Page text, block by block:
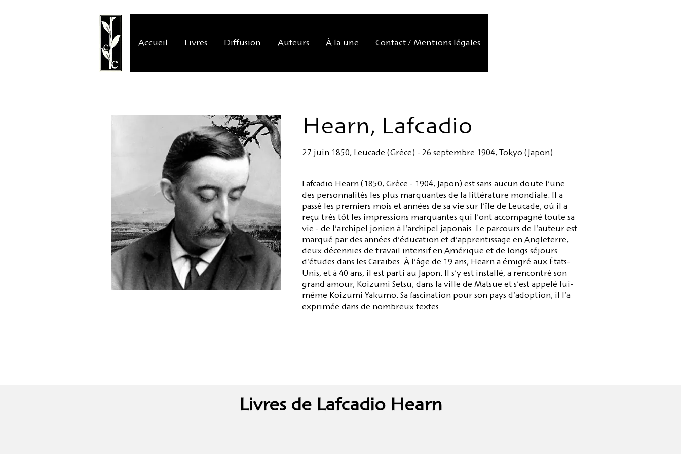
Accueil Livres Diffusion Auteurs À la une Contact / Mentions légales
Hearn, Lafcadio
27 juin 1850, Leucade (Grèce) - 26 septembre 1904, Tokyo (Japon)
Lafcadio Hearn (1850, Grèce - 1904, Japon) est sans aucun doute l'une
des personnalités les plus marquantes de la littérature mondiale. Il a
passé les premiers mois et années de sa vie sur l'île de Leucade, où il a
reçu très tôt les impressions marquantes qui l'ont accompagné toute sa
vie - de l'archipel jonien à l'archipel japonais. Le parcours de l'auteur est
marqué par des années d'éducation et d'apprentissage en Angleterre,
deux décennies de travail intensif en Amérique et de longs séjours
d'études dans les Caraïbes. À l'âge de 19 ans, Hearn a émigré aux États-
Unis, et à 40 ans, il est parti au Japon. Il s'y est installé, a rencontré son
grand amour, Koizumi Setsu, dans la ville de Matsue et s'est appelé lui-
même Koizumi Yakumo. Sa fascination pour son pays d'adoption, il l'a
exprimée dans de nombreux textes.
Livres de Lafcadio Hearn